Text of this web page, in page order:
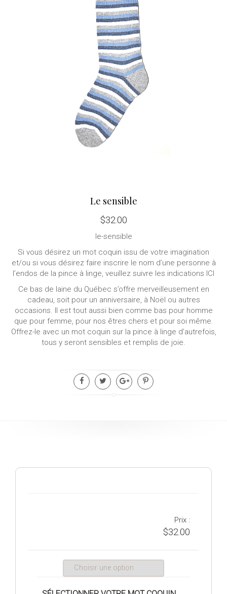
Le sensible
$32.00
le-sensible
Si vous désirez un mot coquin issu de votre imagination
et/ou si vous désirez faire inscrire le nom d’une personne à
l’endos de la pince à linge, veuillez suivre les indications ICI
Ce bas de laine du Québec s’offre merveilleusement en
cadeau, soit pour un anniversaire, à Noël ou autres
occasions. Il est tout aussi bien comme bas pour homme
que pour femme, pour nos êtres chers et pour soi même.
Offrez-le avec un mot coquin sur la pince à linge d’autrefois,
tous y seront sensibles et remplis de joie.
Prix :
$32.00